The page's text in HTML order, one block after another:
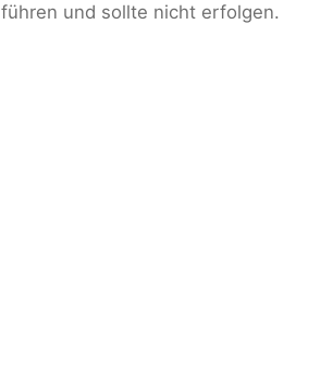
führen und sollte nicht erfolgen.